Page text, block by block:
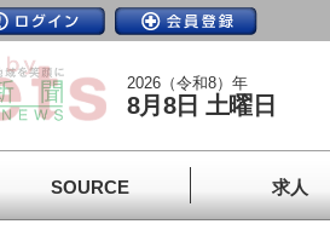
2026（令和8）年
8月8日 土曜日
SOURCE 求人